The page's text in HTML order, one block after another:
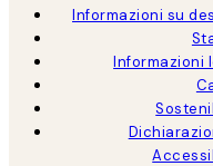
Informazioni su
Informazioni